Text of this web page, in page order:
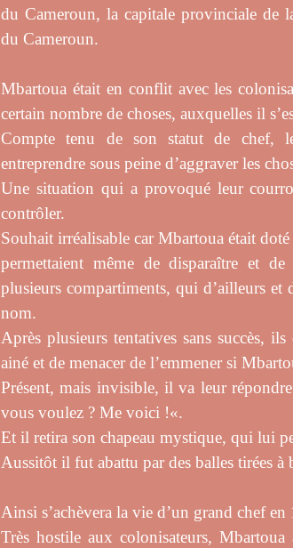
du Cameroun, la capitale provinciale de
du Cameroun.
Mbartoua était en conflit avec les
certain nombre de choses, auxquelles il
Compte tenu de son statut de chef,
entreprendre sous peine d’aggraver les
Une situation qui a provoqué leur
contrôler.
Souhait irréalisable car Mbartoua était
permettaient même de disparaître et
plusieurs compartiments, qui d’ailleurs et
nom.
Après plusieurs tentatives sans succès,
ainé et de menacer de l’emmener si
Présent, mais invisible, il va leur
vous voulez ? Me voici !«.
Et il retira son chapeau mystique, qui lui
Aussitôt il fut abattu par des balles tirées à
Ainsi s’achèvera la vie d’un grand chef
Très hostile aux colonisateurs,